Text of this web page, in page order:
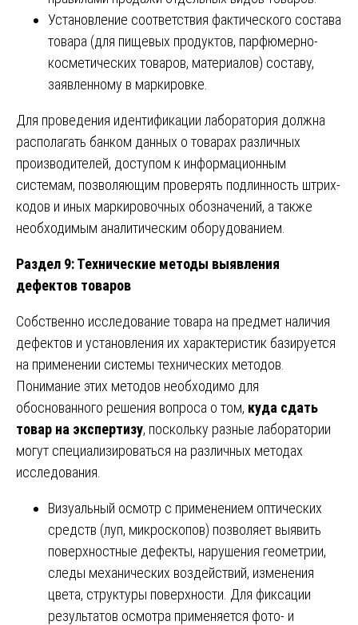
Установление соответствия фактического состава
товара (для пищевых продуктов, парфюмерно-
косметических товаров, материалов) составу,
заявленному в маркировке.
Для проведения идентификации лаборатория должна
располагать банком данных о товарах различных
производителей, доступом к информационным
системам, позволяющим проверять подлинность штрих-
кодов и иных маркировочных обозначений, а также
необходимым аналитическим оборудованием.
Раздел 9: Технические методы выявления
дефектов товаров
Собственно исследование товара на предмет наличия
дефектов и установления их характеристик базируется
на применении системы технических методов.
Понимание этих методов необходимо для
обоснованного решения вопроса о том, куда сдать
товар на экспертизу, поскольку разные лаборатории
могут специализироваться на различных методах
исследования.
Визуальный осмотр с применением оптических
средств (луп, микроскопов) позволяет выявить
поверхностные дефекты, нарушения геометрии,
следы механических воздействий, изменения
цвета, структуры поверхности. Для фиксации
результатов осмотра применяется фото- и